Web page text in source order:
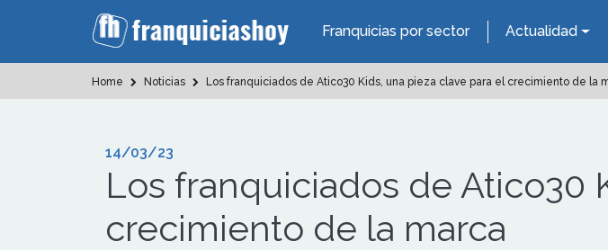
Franquicias por sector Actualidad
Home Noticias Los franquiciados de Atico30 Kids, una pieza clave para el crecimiento de la
14/03/23
Los franquiciados de Atico30
crecimiento de la marca